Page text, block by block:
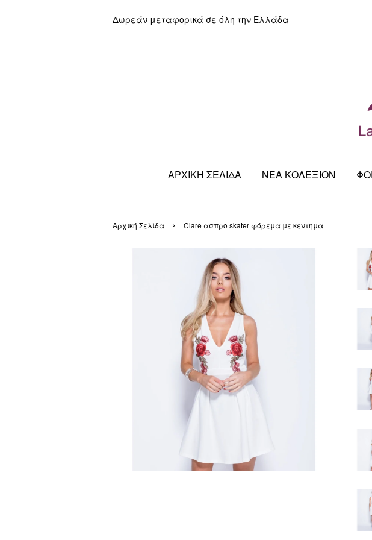
Δωρεάν μεταφορικά σε όλη την Ελλάδα
ΑΡΧΙΚΗ ΣΕΛΙΔΑ ΝΕΑ ΚΟΛΕΞΙΟΝ
Αρχική Σελίδα › Clare ασπρο skater φόρεμα με κεντημα